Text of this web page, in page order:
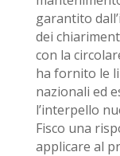
garantito
dei
con la
ha fornito le
nazionali ed
l’interpello
Fisco una
applicare al